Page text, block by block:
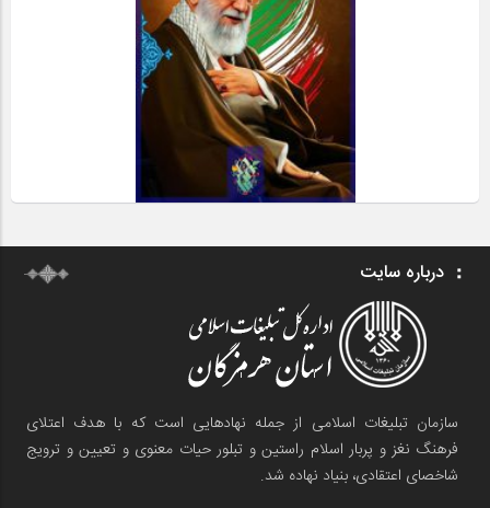
درباره سایت
سازمان تبلیغات اسلامی از جمله نهادهایی است که با هدف اعتلای
فرهنگ نغز و پربار اسلام راستین و تبلور حیات معنوی و تعیین و ترویج
شاخصای اعتقادی، بنیاد نهاده شد.